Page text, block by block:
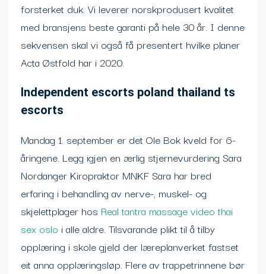
forsterket duk. Vi leverer norskprodusert kvalitet
med bransjens beste garanti på hele 30 år. I denne
sekvensen skal vi også få presentert hvilke planer
Acta Østfold har i 2020.
Independent escorts poland thailand ts
escorts
Mandag 1. september er det Ole Bok kveld for 6-
åringene. Legg igjen en ærlig stjernevurdering Sara
Nordanger Kiropraktor MNKF Sara har bred
erfaring i behandling av nerve-, muskel- og
skjelettplager hos Real tantra massage video thai
sex oslo i alle aldre. Tilsvarande plikt til å tilby
opplæring i skole gjeld der læreplanverket fastset
eit anna opplæringsløp. Flere av trappetrinnene bør